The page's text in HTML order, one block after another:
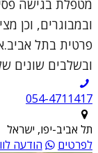
מטפלת בגישה
ובמבוגרים, וכן
פרטית בתל
ובשלבים שונים
054-4711417
תל אביב-יפו, ישראל
לפרטים
הודעה